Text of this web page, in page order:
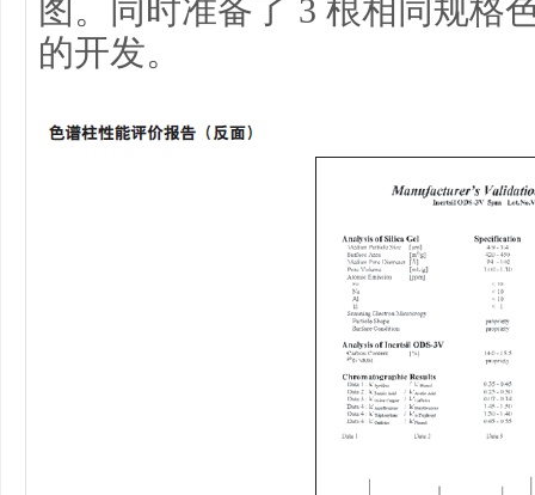
图。同时准备了 3 根相同规格
的开发。